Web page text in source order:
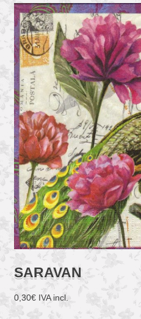
SARAVAN
0,30€ IVA incl.